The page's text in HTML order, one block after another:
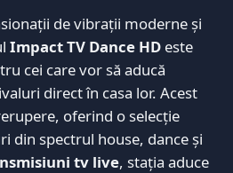
de vibrații moderne și
Impact TV Dance HD este
cei care vor să aducă
direct în casa lor. Acest
oferind o selecție
din spectrul house, dance și
tv live, stația aduce